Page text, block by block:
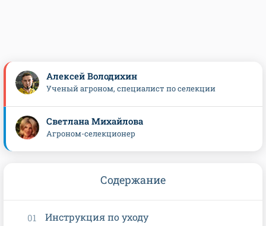
Алексей Володихин
Ученый агроном, специалист по селекции
Светлана Михайлова
Агроном-селекционер
Содержание
Инструкция по уходу